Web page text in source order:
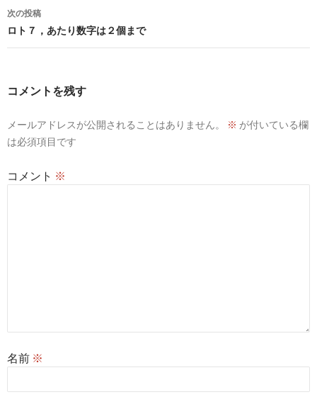
ナ
ビ
ゲ
ョ
次の投稿
ロト７，あたり数字は２個まで
コメントを残す
メールアドレスが公開されることはありません。 ※ が付いている欄
は必須項目です
コメント ※
名前 ※